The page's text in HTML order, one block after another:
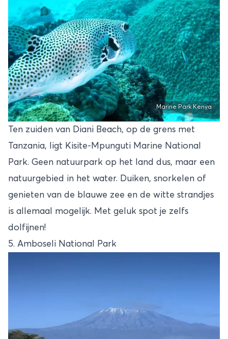
Marine Park Kenya
Ten zuiden van Diani Beach, op de grens met
Tanzania, ligt Kisite-Mpunguti Marine National
Park. Geen natuurpark op het land dus, maar een
natuurgebied in het water. Duiken, snorkelen of
genieten van de blauwe zee en de witte strandjes
is allemaal mogelijk. Met geluk spot je zelfs
dolfijnen!
5. Amboseli National Park